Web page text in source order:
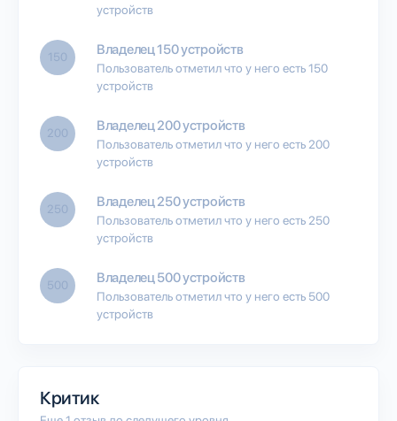
устройств
150 Владелец 150 устройств
Пользователь отметил что у него есть 150
устройств
200 Владелец 200 устройств
Пользователь отметил что у него есть 200
устройств
250 Владелец 250 устройств
Пользователь отметил что у него есть 250
устройств
500 Владелец 500 устройств
Пользователь отметил что у него есть 500
устройств
Критик